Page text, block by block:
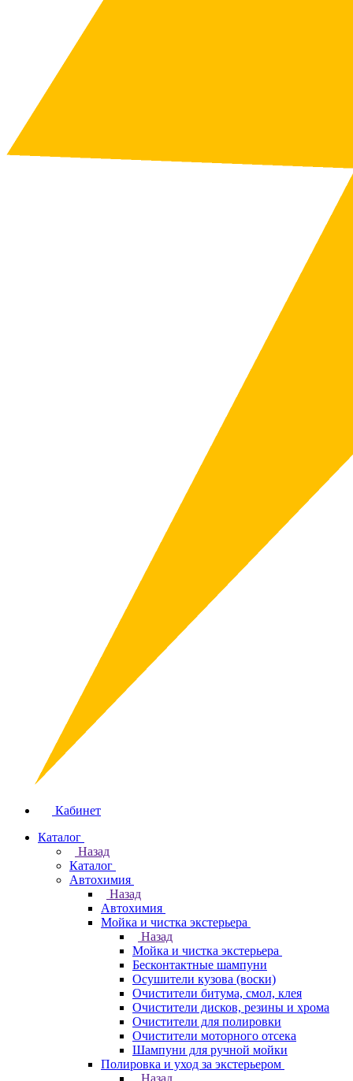
Кабинет
Каталог
Назад
Каталог
Автохимия
Назад
Автохимия
Мойка и чистка экстерьера
Назад
Мойка и чистка экстерьера
Бесконтактные шампуни
Осушители кузова (воски)
Очистители битума, смол, клея
Очистители дисков, резины и хрома
Очистители для полировки
Очистители моторного отсека
Шампуни для ручной мойки
Полировка и уход за экстерьером
Назад